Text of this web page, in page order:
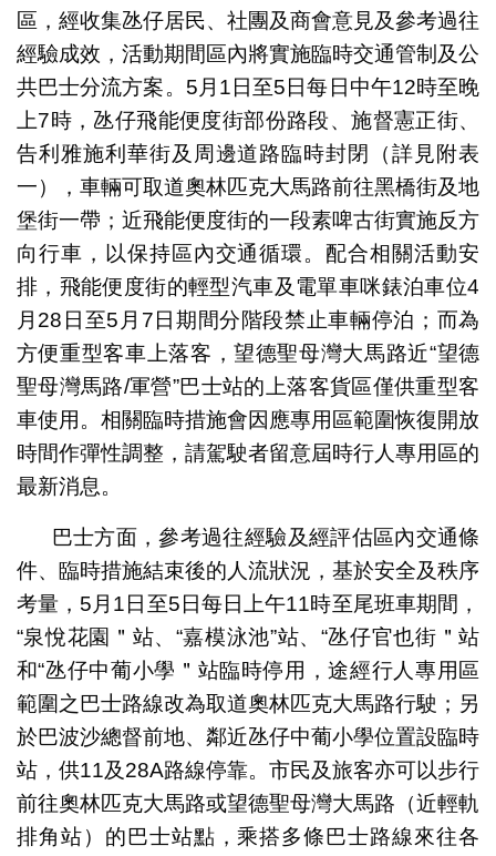
區，經收集氹仔居民、社團及商會意見及參考過往
經驗成效，活動期間區內將實施臨時交通管制及公
共巴士分流方案。5月1日至5日每日中午12時至晚
上7時，氹仔飛能便度街部份路段、施督憲正街、
告利雅施利華街及周邊道路臨時封閉（詳見附表
一），車輛可取道奧林匹克大馬路前往黑橋街及地
堡街一帶；近飛能便度街的一段素啤古街實施反方
向行車，以保持區內交通循環。配合相關活動安
排，飛能便度街的輕型汽車及電單車咪錶泊車位4
月28日至5月7日期間分階段禁止車輛停泊；而為
方便重型客車上落客，望德聖母灣大馬路近“望德
聖母灣馬路/軍營”巴士站的上落客貨區僅供重型客
車使用。相關臨時措施會因應專用區範圍恢復開放
時間作彈性調整，請駕駛者留意屆時行人專用區的
最新消息。
巴士方面，參考過往經驗及經評估區內交通條
件、臨時措施結束後的人流狀況，基於安全及秩序
考量，5月1日至5日每日上午11時至尾班車期間，
“泉悅花園＂站、“嘉模泳池”站、“氹仔官也街＂站
和“氹仔中葡小學＂站臨時停用，途經行人專用區
範圍之巴士路線改為取道奧林匹克大馬路行駛；另
於巴波沙總督前地、鄰近氹仔中葡小學位置設臨時
站，供11及28A路線停靠。市民及旅客亦可以步行
前往奧林匹克大馬路或望德聖母灣大馬路（近輕軌
排角站）的巴士站點，乘搭多條巴士路線來往各